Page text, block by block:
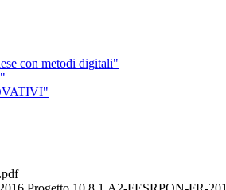
con metodi digitali"